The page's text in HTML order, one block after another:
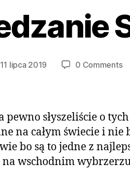
11 lipca 2019 0 Comments
pewno słyszeliście o tych
na całym świecie i nie
bo są to jedne z
na wschodnim